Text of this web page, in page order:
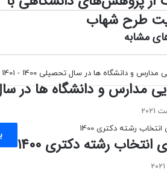
طرح شهاب
مشابه
مدارس و دانشگاه ها در سال
انتخاب رشته دکتری ۱۴۰۰